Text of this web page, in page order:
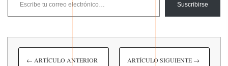
Suscribirse
← ARTÍCULO ANTERIOR ARTÍCULO SIGUIENTE →